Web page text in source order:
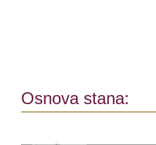
Osnova stana: